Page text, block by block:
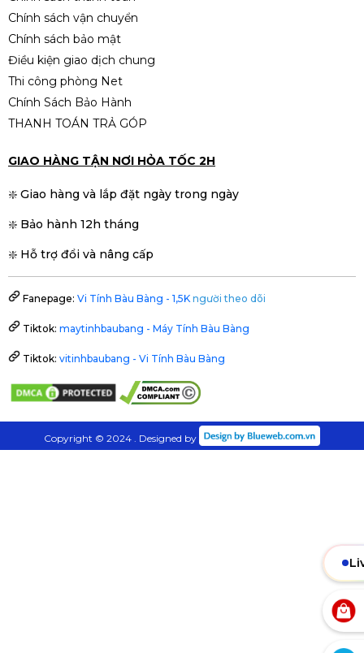
Chính sách vận chuyển
Chính sách bảo mật
Điều kiện giao dịch chung
Thi công phòng Net
Chính Sách Bảo Hành
THANH TOÁN TRẢ GÓP
GIAO HÀNG TẬN NƠI HỎA TỐC 2H
❇️ Giao hàng và lắp đặt ngày trong ngày
❇️ Bảo hành 12h tháng
❇️ Hỗ trợ đổi và nâng cấp
Fanepage: Vi Tính Bàu Bàng - 1,5K người theo dõi
Tiktok: maytinhbaubang - Máy Tính Bàu Bàng
Tiktok: vitinhbaubang - Vi Tính Bàu Bàng
Copyright © 2024 . Designed by